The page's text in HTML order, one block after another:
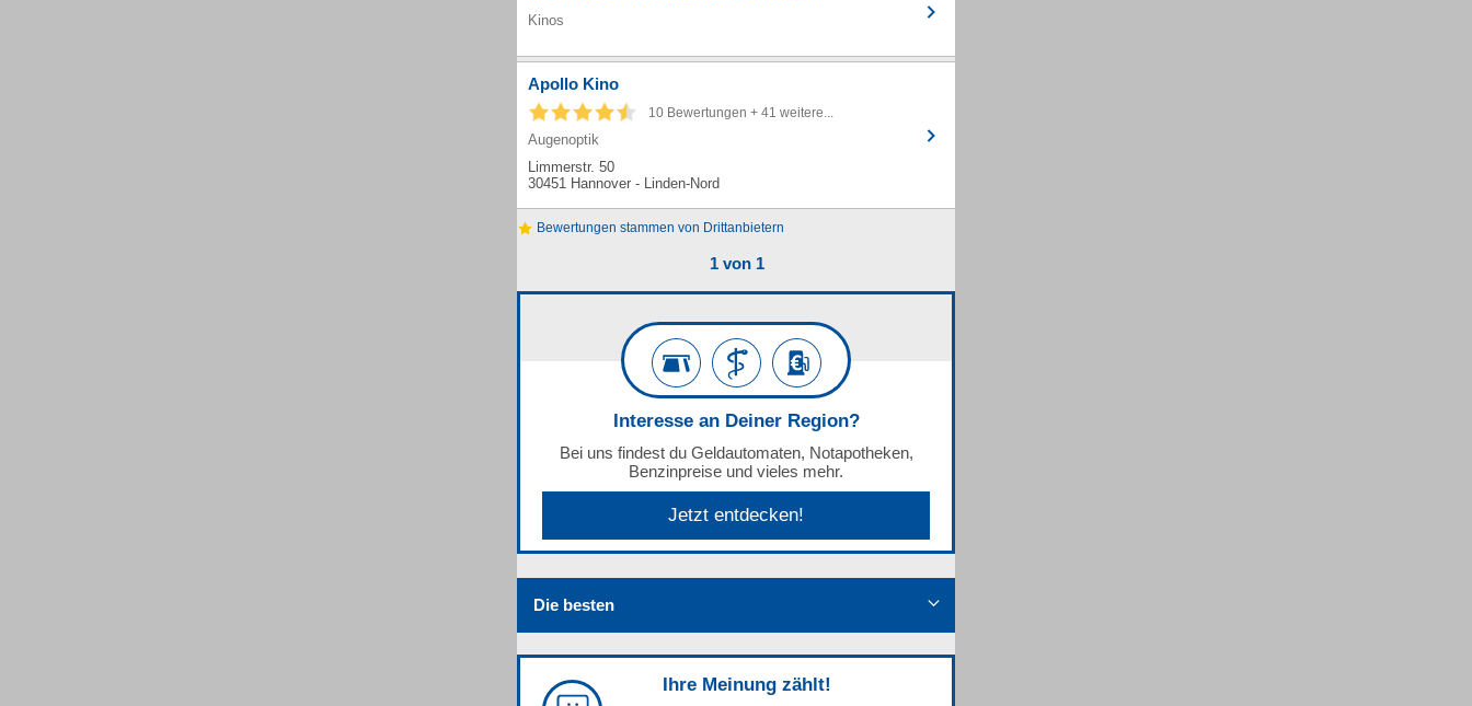
Kinos
Apollo Kino
10 Bewertungen + 41 weitere...
Augenoptik
Limmerstr. 50
30451 Hannover - Linden-Nord
Bewertungen stammen von Drittanbietern
1 von 1
Interesse an Deiner Region?
Bei uns findest du Geldautomaten, Notapotheken,
Benzinpreise und vieles mehr.
Jetzt entdecken!
Die besten
Ihre Meinung zählt!